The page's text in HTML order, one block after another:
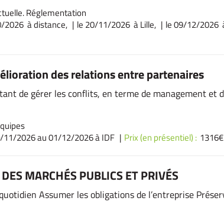
Réglementation
2026 à distance, le 20/11/2026 à Lille, le 09/12/2026
des relations entre partenaires
de gérer les conflits, en terme de management et
11/2026au 01/12/2026 à IDF Prix (en présentiel) :
MARCHÉS PUBLICS ET PRIVÉS
Assumer les obligations de l’entreprise